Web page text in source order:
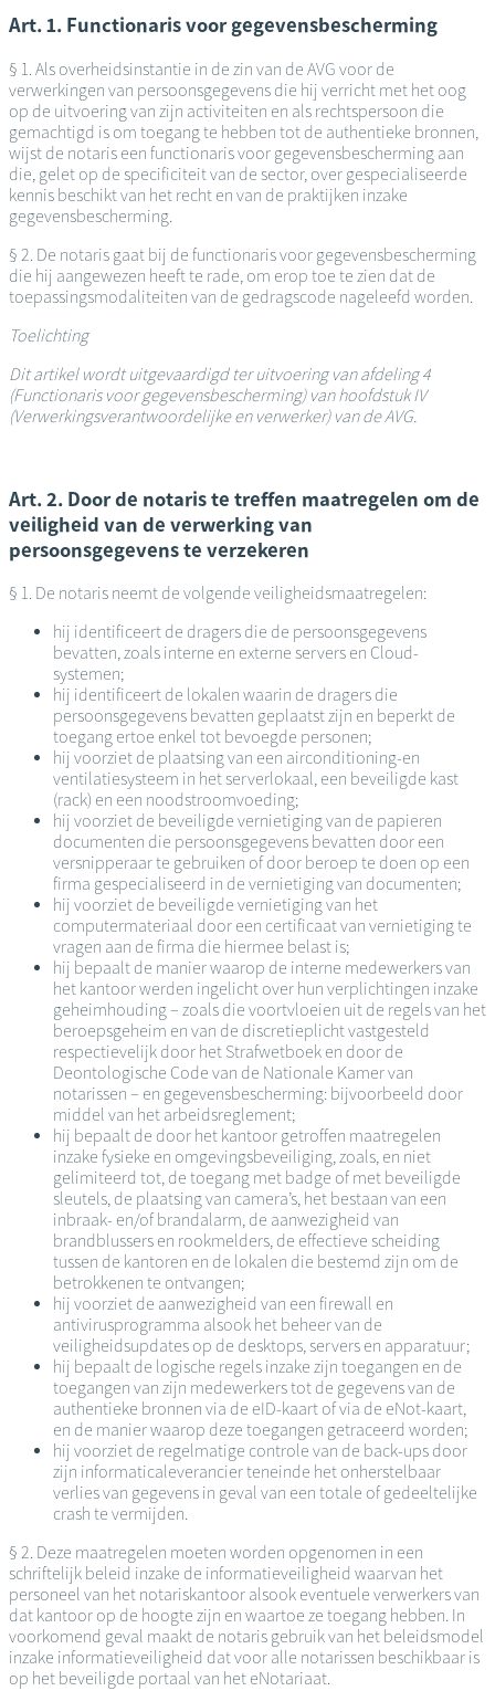
Art. 1. Functionaris voor gegevensbescherming
§ 1. Als overheidsinstantie in de zin van de AVG voor de
verwerkingen van persoonsgegevens die hij verricht met het oog
op de uitvoering van zijn activiteiten en als rechtspersoon die
gemachtigd is om toegang te hebben tot de authentieke bronnen,
wijst de notaris een functionaris voor gegevensbescherming aan
die, gelet op de specificiteit van de sector, over gespecialiseerde
kennis beschikt van het recht en van de praktijken inzake
gegevensbescherming.
§ 2. De notaris gaat bij de functionaris voor gegevensbescherming
die hij aangewezen heeft te rade, om erop toe te zien dat de
toepassingsmodaliteiten van de gedragscode nageleefd worden.
Toelichting
Dit artikel wordt uitgevaardigd ter uitvoering van afdeling 4
(Functionaris voor gegevensbescherming) van hoofdstuk IV
(Verwerkingsverantwoordelijke en verwerker) van de AVG.
Art. 2. Door de notaris te treffen maatregelen om de
veiligheid van de verwerking van
persoonsgegevens te verzekeren
§ 1. De notaris neemt de volgende veiligheidsmaatregelen:
hij identificeert de dragers die de persoonsgegevens
bevatten, zoals interne en externe servers en Cloud-
systemen;
hij identificeert de lokalen waarin de dragers die
persoonsgegevens bevatten geplaatst zijn en beperkt de
toegang ertoe enkel tot bevoegde personen;
hij voorziet de plaatsing van een airconditioning-en
ventilatiesysteem in het serverlokaal, een beveiligde kast
(rack) en een noodstroomvoeding;
hij voorziet de beveiligde vernietiging van de papieren
documenten die persoonsgegevens bevatten door een
versnipperaar te gebruiken of door beroep te doen op een
firma gespecialiseerd in de vernietiging van documenten;
hij voorziet de beveiligde vernietiging van het
computermateriaal door een certificaat van vernietiging te
vragen aan de firma die hiermee belast is;
hij bepaalt de manier waarop de interne medewerkers van
het kantoor werden ingelicht over hun verplichtingen inzake
geheimhouding – zoals die voortvloeien uit de regels van het
beroepsgeheim en van de discretieplicht vastgesteld
respectievelijk door het Strafwetboek en door de
Deontologische Code van de Nationale Kamer van
notarissen – en gegevensbescherming: bijvoorbeeld door
middel van het arbeidsreglement;
hij bepaalt de door het kantoor getroffen maatregelen
inzake fysieke en omgevingsbeveiliging, zoals, en niet
gelimiteerd tot, de toegang met badge of met beveiligde
sleutels, de plaatsing van camera’s, het bestaan van een
inbraak- en/of brandalarm, de aanwezigheid van
brandblussers en rookmelders, de effectieve scheiding
tussen de kantoren en de lokalen die bestemd zijn om de
betrokkenen te ontvangen;
hij voorziet de aanwezigheid van een firewall en
antivirusprogramma alsook het beheer van de
veiligheidsupdates op de desktops, servers en apparatuur;
hij bepaalt de logische regels inzake zijn toegangen en de
toegangen van zijn medewerkers tot de gegevens van de
authentieke bronnen via de eID-kaart of via de eNot-kaart,
en de manier waarop deze toegangen getraceerd worden;
hij voorziet de regelmatige controle van de back-ups door
zijn informaticaleverancier teneinde het onherstelbaar
verlies van gegevens in geval van een totale of gedeeltelijke
crash te vermijden.
§ 2. Deze maatregelen moeten worden opgenomen in een
schriftelijk beleid inzake de informatieveiligheid waarvan het
personeel van het notariskantoor alsook eventuele verwerkers van
dat kantoor op de hoogte zijn en waartoe ze toegang hebben. In
voorkomend geval maakt de notaris gebruik van het beleidsmodel
inzake informatieveiligheid dat voor alle notarissen beschikbaar is
op het beveiligde portaal van het eNotariaat.